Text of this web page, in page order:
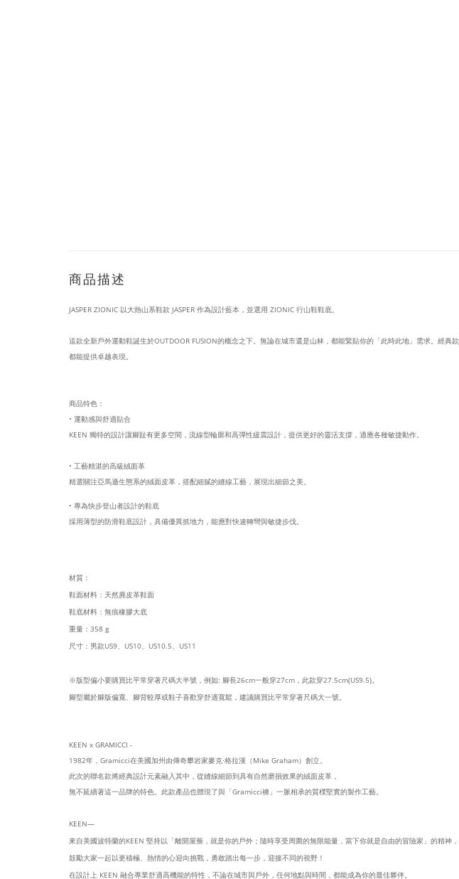
商品描述
JASPER ZIONIC 以大熱山系鞋款 JASPER 作為設計藍本，並選用 ZIONIC 行山鞋鞋底。
這款全新戶外運動鞋誕生於OUTDOOR FUSION的概念之下。無論在城市還是山林，都能緊貼你的「此時此地」需求。經典款
都能提供卓越表現。
商品特色：
• 運動感與舒適貼合
KEEN 獨特的設計讓腳趾有更多空間，流線型輪廓和高彈性緩震設計，提供更好的靈活支撐，適應各種敏捷動作。
• 工藝精湛的高級絨面革
精選關注亞馬遜生態系的絨面皮革，搭配細膩的縫線工藝，展現出細節之美。
• 專為快步登山者設計的鞋底
採用薄型的防滑鞋底設計，具備優異抓地力，能應對快速轉彎與敏捷步伐。
材質：
鞋面材料： 天然麂皮革鞋面
鞋底材料： 無痕橡膠大底
重量：358 g
尺寸：男款US9、 US10、 US10.5、 US11
※版型偏小要購買比平常穿著尺碼大半號，例如: 腳長26cm一般穿27cm，此款穿27.5cm(US9.5)。
腳型屬於腳版偏寬、腳背較厚或鞋子喜歡穿舒適寬鬆，建議購買比平常穿著尺碼大一號。
KEEN x GRAMICCI -
1982年， Gramicci在美國加州由傳奇攀岩家麥克·格拉漢（Mike Graham）創立。
此次的聯名款將經典設計元素融入其中，從縫線細節到具有自然磨損效果的絨面皮革，
無不延續著這一品牌的特色。此款產品也體現了與「Gramicci褲」一脈相承的質樸堅實的製作工藝。
KEEN—
來自美國波特蘭的KEEN 堅持以「離開屋簷，就是你的戶外；隨時享受周圍的無限能量，當下你就是自由的冒險家」的精神，
鼓勵大家一起以更積極、熱情的心迎向挑戰，勇敢踏出每一步，迎接不同的視野！
在設計上 KEEN 融合專業舒適高機能的特性，不論在城市與戶外，任何地點與時間，都能成為你的最佳夥伴。